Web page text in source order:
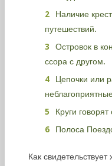
Наличие
путешествий.
Островок в
ссора с другом.
Цепочки или
Круги
Полоса
Как